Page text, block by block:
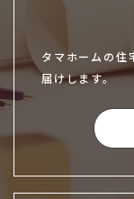
タマホームの住
届けします。